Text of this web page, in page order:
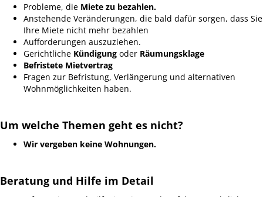
Probleme, die Miete zu bezahlen.
Anstehende Veränderungen, die bald dafür sorgen, dass Sie
Ihre Miete nicht mehr bezahlen
Aufforderungen auszuziehen.
Gerichtliche Kündigung oder Räumungsklage
Befristete Mietvertrag
Fragen zur Befristung, Verlängerung und alternativen
Wohnmöglichkeiten haben.
Um welche Themen geht es nicht?
Wir vergeben keine Wohnungen.
Beratung und Hilfe im Detail